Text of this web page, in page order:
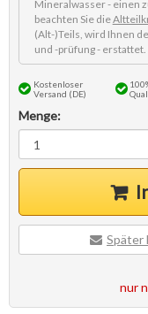
Mineralwasser - einen
beachten Sie die
(Alt-)Teils, wird Ihnen
und -prüfung -
Kostenloser
Versand (DE)
Menge:
Später
nur